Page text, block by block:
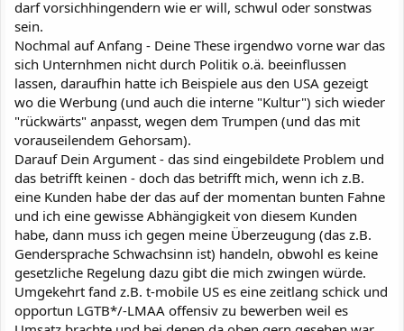
darf vorsichhingendern wie er will, schwul oder sonstwas
sein.
Nochmal auf Anfang - Deine These irgendwo vorne war das
sich Unternhmen nicht durch Politik o.ä. beeinflussen
lassen, daraufhin hatte ich Beispiele aus den USA gezeigt
wo die Werbung (und auch die interne "Kultur") sich wieder
"rückwärts" anpasst, wegen dem Trumpen (und das mit
vorauseilendem Gehorsam).
Darauf Dein Argument - das sind eingebildete Problem und
das betrifft keinen - doch das betrifft mich, wenn ich z.B.
eine Kunden habe der das auf der momentan bunten Fahne
und ich eine gewisse Abhängigkeit von diesem Kunden
habe, dann muss ich gegen meine Überzeugung (das z.B.
Gendersprache Schwachsinn ist) handeln, obwohl es keine
gesetzliche Regelung dazu gibt die mich zwingen würde.
Umgekehrt fand z.B. t-mobile US es eine zeitlang schick und
opportun LGTB*/-LMAA offensiv zu bewerben weil es